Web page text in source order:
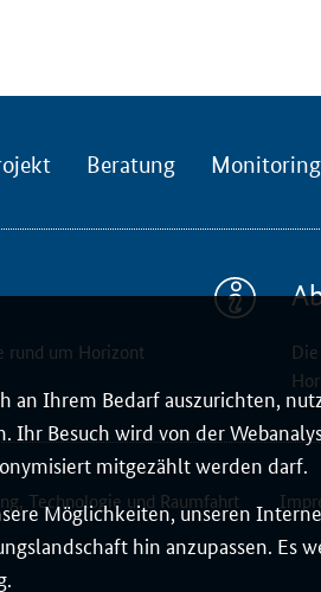
an Ihrem Bedarf auszurichten,
Ihr Besuch wird von der
mitgezählt werden darf.
Möglichkeiten, unseren
hin anzupassen.
.
Beratung Monitoring
rund um Horizont
Technologie und Raumfahrt